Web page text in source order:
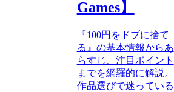
Games】
『100円をドブに捨て
る』の基本情報からあ
らすじ、注目ポイント
までを網羅的に解説。
作品選びで迷っている